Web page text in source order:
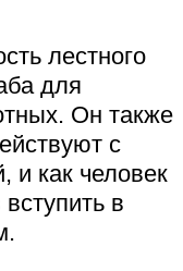
лестного
для
Он также
с
как человек
в